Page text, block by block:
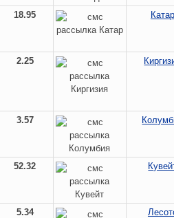
18.95 Катар
2.25
3.57
52.32
5.34